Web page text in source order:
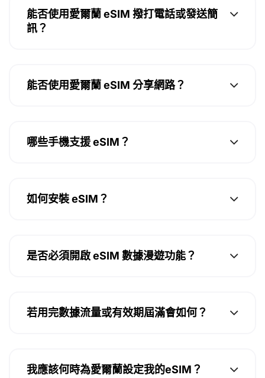
能否使用愛爾蘭 eSIM 撥打電話或發送簡
訊？
能否使用愛爾蘭 eSIM 分享網路？
哪些手機支援 eSIM？
如何安裝 eSIM？
是否必須開啟 eSIM 數據漫遊功能？
若用完數據流量或有效期屆滿會如何？
我應該何時為愛爾蘭設定我的eSIM？